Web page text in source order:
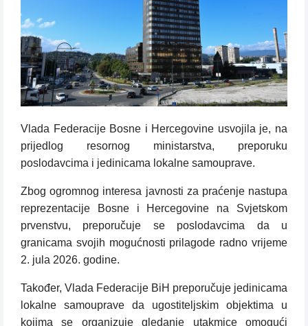
Vlada Federacije Bosne i Hercegovine usvojila je, na
prijedlog resornog ministarstva, preporuku
poslodavcima i jedinicama lokalne samouprave.
Zbog ogromnog interesa javnosti za praćenje nastupa
reprezentacije Bosne i Hercegovine na Svjetskom
prvenstvu, preporučuje se poslodavcima da u
granicama svojih mogućnosti prilagode radno vrijeme
2. jula 2026. godine.
Također, Vlada Federacije BiH preporučuje jedinicama
lokalne samouprave da ugostiteljskim objektima u
kojima se organizuje gledanje utakmice omogući